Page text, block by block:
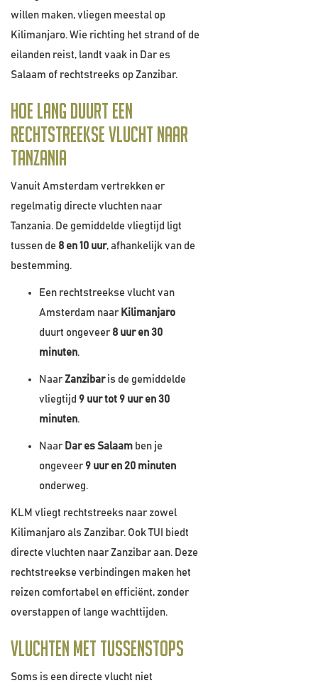
willen maken, vliegen meestal op
Kilimanjaro. Wie richting het strand of de
eilanden reist, landt vaak in Dar es
Salaam of rechtstreeks op Zanzibar.
Hoe lang duurt een
rechtstreekse vlucht naar
Tanzania
Vanuit Amsterdam vertrekken er
regelmatig directe vluchten naar
Tanzania. De gemiddelde vliegtijd ligt
tussen de 8 en 10 uur, afhankelijk van de
bestemming.
Een rechtstreekse vlucht van
Amsterdam naar Kilimanjaro
duurt ongeveer 8 uur en 30
minuten.
Naar Zanzibaris de gemiddelde
vliegtijd 9 uur tot 9 uur en 30
minuten.
Naar Dar es Salaam ben je
ongeveer 9 uur en 20 minuten
onderweg.
KLM vliegt rechtstreeks naar zowel
Kilimanjaro als Zanzibar. Ook TUI biedt
directe vluchten naar Zanzibar aan. Deze
rechtstreekse verbindingen maken het
reizen comfortabel en efficiënt, zonder
overstappen of lange wachttijden.
Vluchten met tussenstops
Soms is een directe vlucht niet